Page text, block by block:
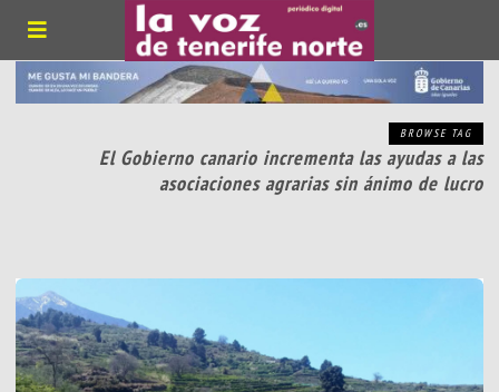
BROWSE TAG
El Gobierno canario incrementa las ayudas a las
asociaciones agrarias sin ánimo de lucro